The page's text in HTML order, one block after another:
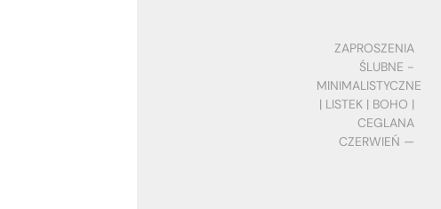
ZAPROSZENIA
ŚLUBNE -
MINIMALISTYCZNE
| LISTEK | BOHO |
CEGLANA
CZERWIEŃ —